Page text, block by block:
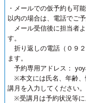
・メールでの仮予約も可
以内の場合は、電話でご
メール受信後に担当者
す。
折り返しの電話（０９
ます。
予約専用アドレス：
※本文には氏名、年齢、
講月を入力してください。
※受講月は予約状況等に